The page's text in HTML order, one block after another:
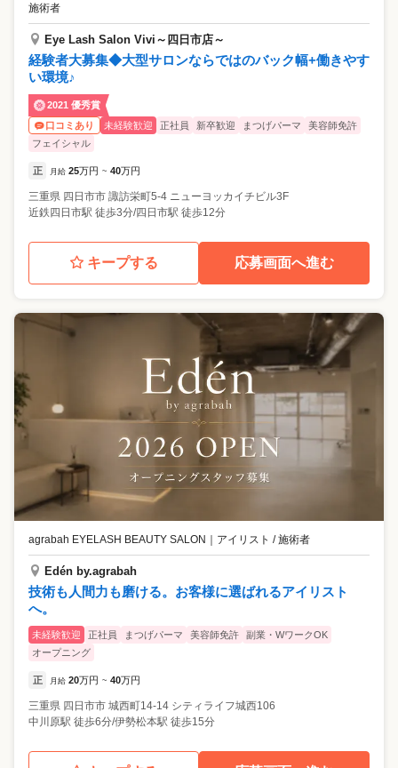
施術者
Eye Lash Salon Vivi～四日市店～
経験者大募集◆大型サロンならではのバック幅+働きやす
い環境♪
2021 優秀賞
口コミあり
未経験歓迎 正社員 新卒歓迎 まつげパーマ
美容師免許
フェイシャル
正 月給 25万円 ~ 40万円
三重県 四日市市 諏訪栄町5-4 ニューヨッカイチビル3F
近鉄四日市駅 徒歩3分/四日市駅 徒歩12分
キープする 応募画面へ進む
agrabah EYELASH BEAUTY SALON アイリスト / 施術者
Edén by.agrabah
技術も人間力も磨ける。お客様に選ばれるアイリスト
へ。
未経験歓迎 正社員 まつげパーマ 美容師免許
副業・WワークOK
オープニング
正 月給 20万円 ~ 40万円
三重県 四日市市 城西町14-14 シティライフ城西106
中川原駅 徒歩6分/伊勢松本駅 徒歩15分